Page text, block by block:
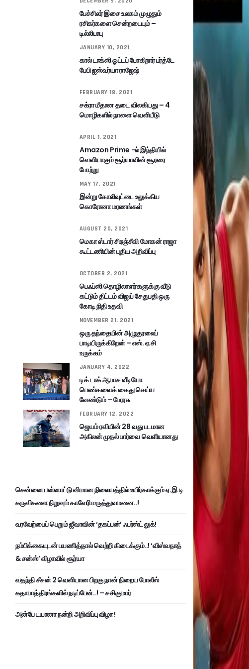
பேச்சிலர் இசை உலகம் முழுதும்
ரசிகர்களை சென்றடையும் –
டில்லிபாபு
JANUARY 10, 2021
கால் டாக்ஸி ஓட்டப் போகிறார் பர்த்டே
பேபி ஐஸ்வர்யா ராஜேஷ்
FEBRUARY 18, 2021
சக்ரா மீதான தடை விலகியது – 4
மொழிகளில் நாளை வெளியீடு
APRIL 1, 2021
Amazon Prime -ல் இந்தியில்
வெளியாகும் சூர்யாவின் சூரரை
போற்று
MAY 17, 2021
இன்று கோலிவுட்டை உலுக்கிய
கொரோனா மரணங்கள்
AUGUST 20, 2021
மெகா ஸ்டார் சிரஞ்சீவி மோகன் ராஜா
கூட்டணியின் புதிய அறிவிப்பு
OCTOBER 2, 2021
பெஃப்ஸி தொழிலாளர்களுக்கு வீடு
கட்டும் திட்டம் விஜய் சேதுபதி ஒரு
கோடி நிதி உதவி
NOVEMBER 21, 2021
ஒரு தந்தையின் அழுகுரலைப்
பாடியிருக்கிறேன் – எஸ். ஏ.சி
உருக்கம்
JANUARY 4, 2022
டிக் டாக் ஆபாச வீடியோ
பெண்களைக் கைது செய்ய
வேண்டும் – பேரரசு
FEBRUARY 12, 2022
ஜெயம் ரவியின் 28 வது படமான
அகிலன் முதல் பார்வை வெளியானது
சென்னை பன்னாட்டு விமான நிலையத்தில் உயிர்காக்கும் ஏ.இ.டி
கருவிகளை நிறுவும் காவேரி மருத்துவமனை..!
வரவேற்பைப் பெறும் ஜீவாவின் ‘தகப்பன்’ ஃபர்ஸ்ட் லுக்!
நம்பிக்கையுடன் பயணித்தால் வெற்றி கிடைக்கும்..! ‘விஸ்வநாத்
& சன்ஸ்’ விழாவில் சூர்யா
வதந்தி சீசன் 2 வெளியான பிறகு நான் நிறைய போலீஸ்
கதாபாத்திரங்களில் நடிப்பேன்..! – சசிகுமார்
அன்பே டயானா நன்றி அறிவிப்பு விழா !